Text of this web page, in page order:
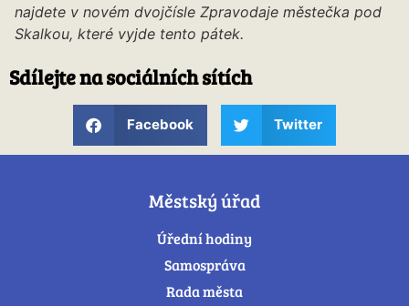
najdete v novém dvojčísle Zpravodaje městečka pod
Skalkou, které vyjde tento pátek.
Sdílejte na sociálních sítích
Facebook Twitter
Městský úřad
Úřední hodiny
Samospráva
Rada města